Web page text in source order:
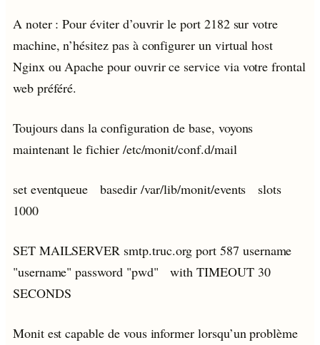
A noter : Pour éviter d’ouvrir le port 2182 sur votre
machine, n’hésitez pas à configurer un virtual host
Nginx ou Apache pour ouvrir ce service via votre frontal
web préféré.
Toujours dans la configuration de base, voyons
maintenant le fichier /etc/monit/conf.d/mail
set eventqueue basedir /var/lib/monit/events slots
1000
SET MAILSERVER smtp.truc.org port 587 username
"username" password "pwd" with TIMEOUT 30
SECONDS
Monit est capable de vous informer lorsqu’un problème